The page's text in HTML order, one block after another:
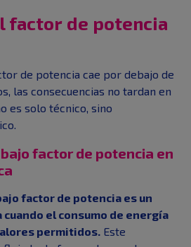
factor de potencia
de potencia cae por debajo de
las consecuencias no tardan en
es solo técnico, sino
factor de potencia en
factor de potencia es un
cuando el consumo de energía
permitidos. Este